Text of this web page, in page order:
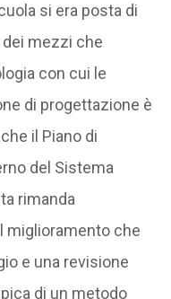
si era posta di
mezzi che
con cui le
di progettazione è
il Piano di
del Sistema
rimanda
miglioramento che
e una revisione
di un metodo